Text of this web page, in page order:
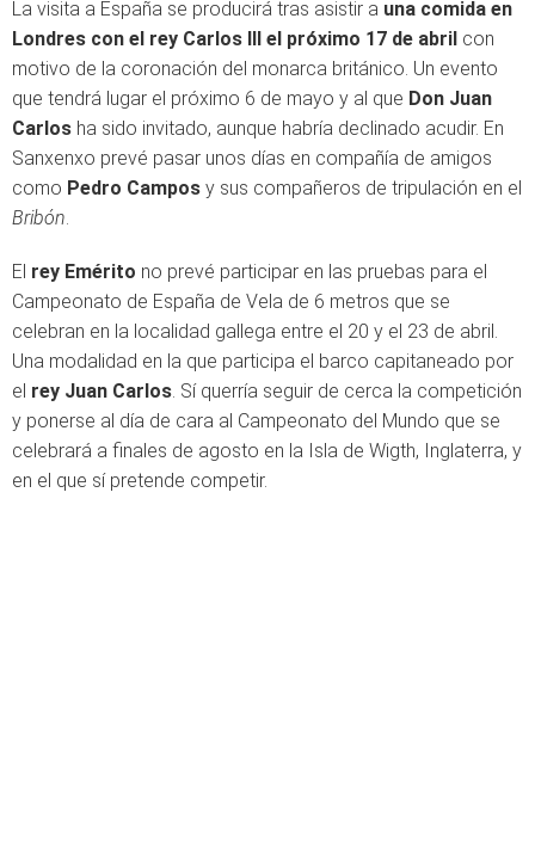
La visita a España se producirá tras asistir a una comida en
Londres con el rey Carlos III el próximo 17 de abril con
motivo de la coronación del monarca británico. Un evento
que tendrá lugar el próximo 6 de mayo y al que Don Juan
Carlos ha sido invitado, aunque habría declinado acudir. En
Sanxenxo prevé pasar unos días en compañía de amigos
como Pedro Campos y sus compañeros de tripulación en el
Bribón.
El rey Emérito no prevé participar en las pruebas para el
Campeonato de España de Vela de 6 metros que se
celebran en la localidad gallega entre el 20 y el 23 de abril.
Una modalidad en la que participa el barco capitaneado por
el rey Juan Carlos. Sí querría seguir de cerca la competición
y ponerse al día de cara al Campeonato del Mundo que se
celebrará a finales de agosto en la Isla de Wigth, Inglaterra, y
en el que sí pretende competir.